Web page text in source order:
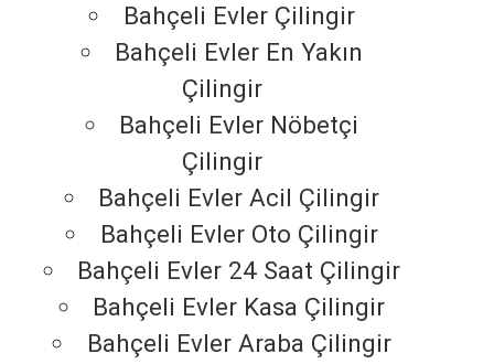
Bahçeli Evler Çilingir
Bahçeli Evler En Yakın
Çilingir
Bahçeli Evler Nöbetçi
Çilingir
Bahçeli Evler Acil Çilingir
Bahçeli Evler Oto Çilingir
Bahçeli Evler 24 Saat Çilingir
Bahçeli Evler Kasa Çilingir
Bahçeli Evler Araba Çilingir